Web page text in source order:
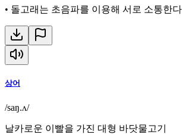
• 돌고래는 초음파를 이용해 서로 소통한
상어
/saŋ.ʌ/
날카로운 이빨을 가진 대형 바닷물고기